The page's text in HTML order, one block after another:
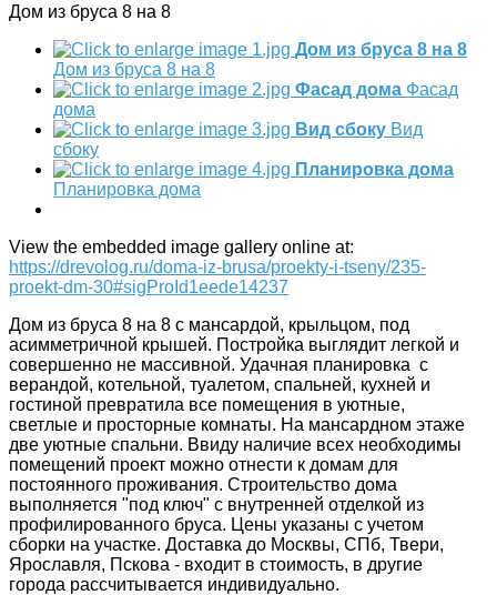
Дом из бруса 8 на 8
Дом из бруса 8 на 8
Дом из бруса 8 на 8
Фасад дома Фасад
дома
Вид сбоку Вид
сбоку
Планировка дома
Планировка дома
View the embedded image gallery online at:
https://drevolog.ru/doma-iz-brusa/proekty-i-tseny/235-
proekt-dm-30#sigProId1eede14237
Дом из бруса 8 на 8 с мансардой, крыльцом, под
асимметричной крышей. Постройка выглядит легкой и
совершенно не массивной. Удачная планировка с
верандой, котельной, туалетом, спальней, кухней и
гостиной превратила все помещения в уютные,
светлые и просторные комнаты. На мансардном этаже
две уютные спальни. Ввиду наличие всех необходимы
помещений проект можно отнести к домам для
постоянного проживания. Строительство дома
выполняется "под ключ" с внутренней отделкой из
профилированного бруса. Цены указаны с учетом
сборки на участке. Доставка до Москвы, СПб, Твери,
Ярославля, Пскова - входит в стоимость, в другие
города рассчитывается индивидуально.